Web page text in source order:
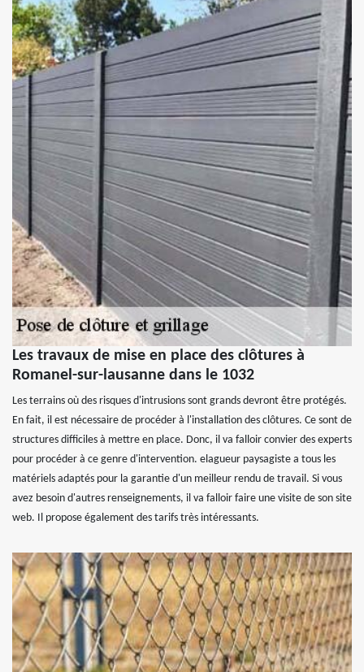
Les travaux de mise en place des clôtures à
Romanel-sur-lausanne dans le 1032
Les terrains où des risques d'intrusions sont grands devront être protégés.
En fait, il est nécessaire de procéder à l'installation des clôtures. Ce sont de
structures difficiles à mettre en place. Donc, il va falloir convier des experts
pour procéder à ce genre d'intervention. elagueur paysagiste a tous les
matériels adaptés pour la garantie d'un meilleur rendu de travail. Si vous
avez besoin d'autres renseignements, il va falloir faire une visite de son site
web. Il propose également des tarifs très intéressants.